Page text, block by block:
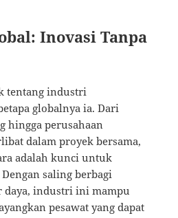
Inovasi Tanpa
tentang industri
globalnya ia. Dari
hingga perusahaan
dalam proyek bersama,
adalah kunci untuk
saling berbagi
daya, industri ini mampu
pesawat yang dapat